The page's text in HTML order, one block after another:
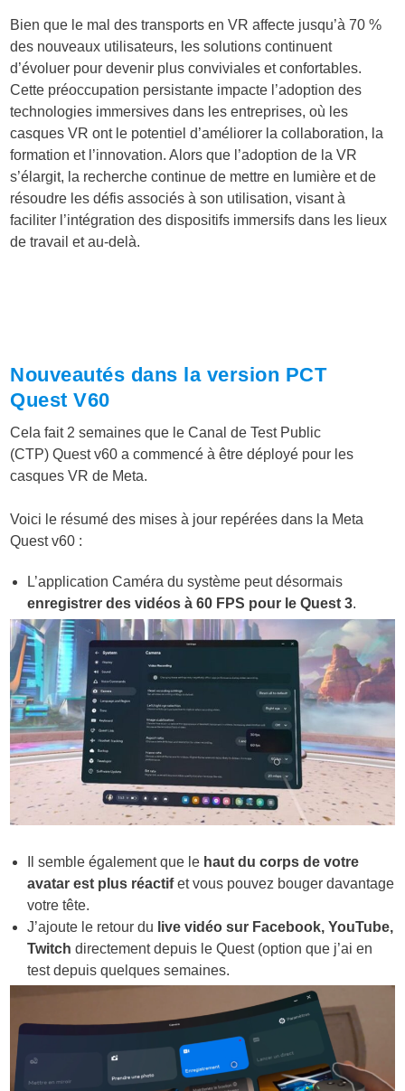
Bien que le mal des transports en VR affecte jusqu’à 70 %
des nouveaux utilisateurs, les solutions continuent
d’évoluer pour devenir plus conviviales et confortables.
Cette préoccupation persistante impacte l’adoption des
technologies immersives dans les entreprises, où les
casques VR ont le potentiel d’améliorer la collaboration, la
formation et l’innovation. Alors que l’adoption de la VR
s’élargit, la recherche continue de mettre en lumière et de
résoudre les défis associés à son utilisation, visant à
faciliter l’intégration des dispositifs immersifs dans les lieux
de travail et au-delà.
Nouveautés dans la version PCT
Quest V60
Cela fait 2 semaines que le Canal de Test Public
(CTP) Quest v60 a commencé à être déployé pour les
casques VR de Meta.
Voici le résumé des mises à jour repérées dans la Meta
Quest v60 :
L’application Caméra du système peut désormais
enregistrer des vidéos à 60 FPS pour le Quest 3.
Il semble également que le haut du corps de votre
avatar est plus réactifet vous pouvez bouger davantage
votre tête.
J’ajoute le retour du live vidéo sur Facebook, YouTube,
Twitch directement depuis le Quest (option que j’ai en
test depuis quelques semaines.